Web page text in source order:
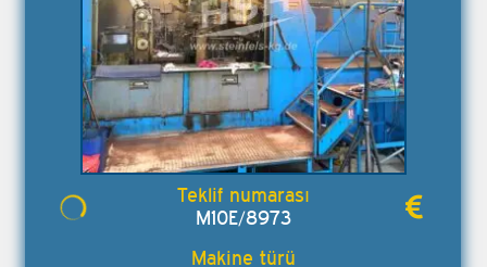
M10E/8973